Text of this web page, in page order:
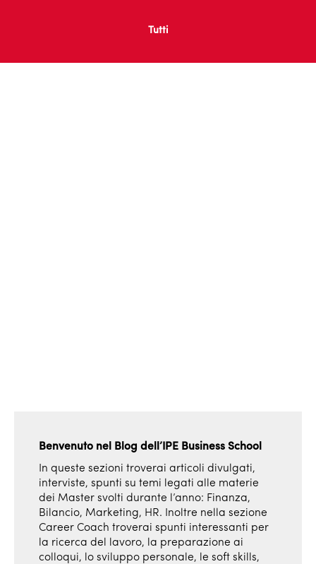
Tutti
Benvenuto nel Blog dell’IPE Business School
In queste sezioni troverai articoli divulgati,
interviste, spunti su temi legati alle materie
dei Master svolti durante l’anno: Finanza,
Bilancio, Marketing, HR. Inoltre nella sezione
Career Coach troverai spunti interessanti per
la ricerca del lavoro, la preparazione ai
colloqui, lo sviluppo personale, le soft skills,